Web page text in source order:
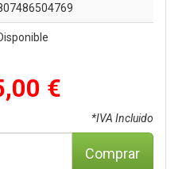
€
*IVA Incluido
Comprar